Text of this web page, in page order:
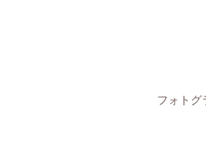
フォトグ